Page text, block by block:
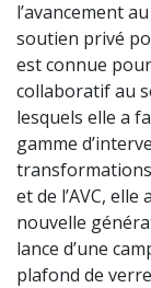
l’avancement
soutien privé
est connue
collaboratif au
lesquels elle a
gamme
et de l’AVC,
nouvelle
lance d’une
plafond de